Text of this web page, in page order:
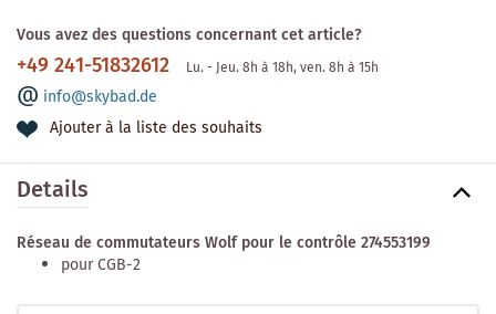
Vous avez des questions concernant cet article?
+49 241-51832612 Lu. - Jeu. 8h à 18h, ven. 8h à 15h
info@skybad.de
Ajouter à la liste des souhaits
Details
Réseau de commutateurs Wolf pour le contrôle 274553199
pour CGB-2